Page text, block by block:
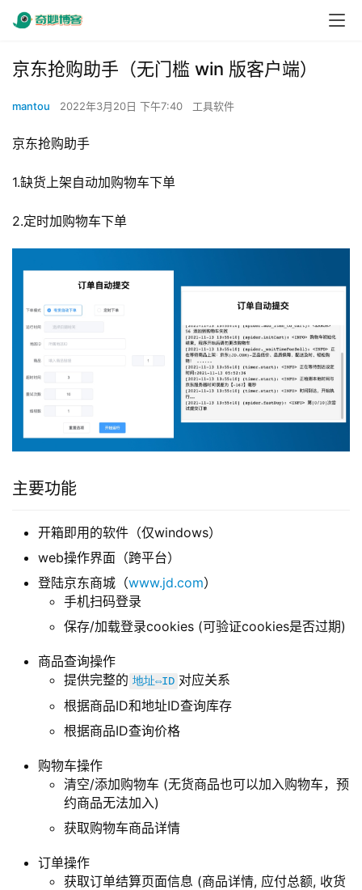
京东抢购助手（无门槛 win 版客户端）
mantou 2022年3月20日 下午7:40 工具软件
京东抢购助手
1.缺货上架自动加购物车下单
2.定时加购物车下单
主要功能
开箱即用的软件（仅windows）
web操作界面（跨平台）
登陆京东商城（www.jd.com）
手机扫码登录
保存/加载登录cookies (可验证cookies是否过期)
商品查询操作
提供完整的 地址⇔ID 对应关系
根据商品ID和地址ID查询库存
根据商品ID查询价格
购物车操作
清空/添加购物车 (无货商品也可以加入购物车，预
约商品无法加入)
获取购物车商品详情
订单操作
获取订单结算页面信息 (商品详情, 应付总额, 收货